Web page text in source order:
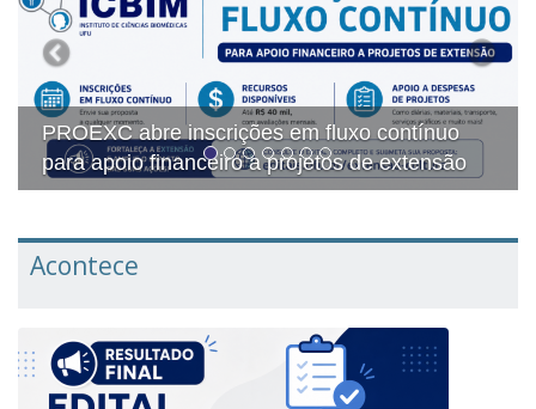
Quatro projetos e um programa de extensão
do ICBIM recebem reconhecimento do Selo
ODS Educação
Acontece